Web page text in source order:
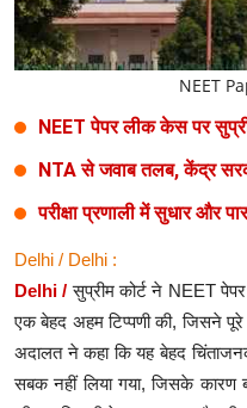
History Speaks
About Us
Contact Us
NEET
NEET पेपर लीक केस पर
NTA से जवाब तलब, केंद्र
परीक्षा प्रणाली में सुधार और
Delhi / Delhi :
Delhi /सुप्रीम कोर्ट ने NEET
एक बेहद अहम टिप्पणी की, जिसने
अदालत ने कहा कि यह बेहद
सबक नहीं लिया गया, जिसके कारण